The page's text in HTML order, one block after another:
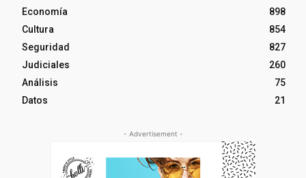
Economía
898
Cultura
854
Seguridad
827
Judiciales
260
Análisis
75
Datos
21
- Advertisement -